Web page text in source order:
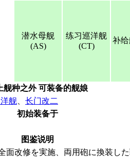
潜水母舰
(AS)
练习巡洋舰
(CT)
补
舰种之外 可装备的舰娘
舰
长门改二
初始装备于
图鉴说明
面改修を実施、両用砲に換装し